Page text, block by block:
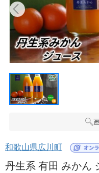
和歌山県広川町
丹生系 有田 みかん